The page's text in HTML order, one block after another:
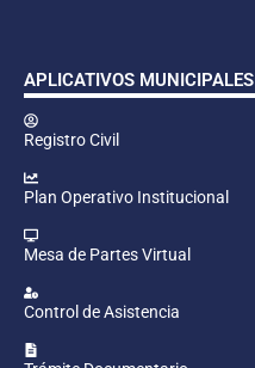
APLICATIVOS MUNICIPALES
Registro Civil
Plan Operativo Institucional
Mesa de Partes Virtual
Control de Asistencia